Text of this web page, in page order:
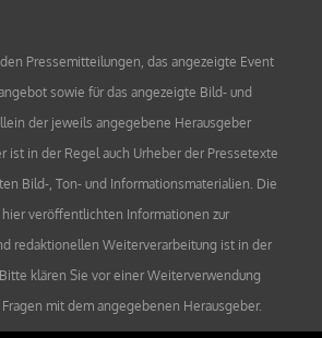
Pressemitteilungen, das angezeigte Event
sowie für das angezeigte Bild- und
der jeweils angegebene Herausgeber
ist in der Regel auch Urheber der Pressetexte
Bild-, Ton- und Informationsmaterialien. Die
hier veröffentlichten Informationen zur
redaktionellen Weiterverarbeitung ist in der
klären Sie vor einer Weiterverwendung
mit dem angegebenen Herausgeber.